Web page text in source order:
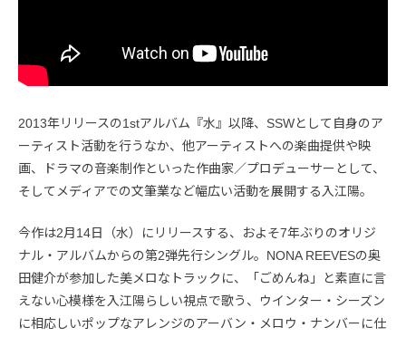
2013年リリースの1stアルバム『水』以降、SSWとして自身のア
ーティスト活動を行うなか、他アーティストへの楽曲提供や映
画、ドラマの音楽制作といった作曲家／プロデューサーとして、
そしてメディアでの文筆業など幅広い活動を展開する入江陽。
今作は2月14日（水）にリリースする、およそ7年ぶりのオリジ
ナル・アルバムからの第2弾先行シングル。NONA REEVESの奥
田健介が参加した美メロなトラックに、「ごめんね」と素直に言
えない心模様を入江陽らしい視点で歌う、ウインター・シーズン
に相応しいポップなアレンジのアーバン・メロウ・ナンバーに仕